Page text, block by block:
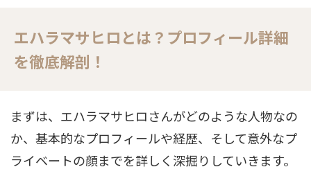
エハラマサヒロとは？プロフィール詳細
を徹底解剖！
まずは、エハラマサヒロさんがどのような人物なの
か、基本的なプロフィールや経歴、そして意外なプ
ライベートの顔までを詳しく深掘りしていきます。